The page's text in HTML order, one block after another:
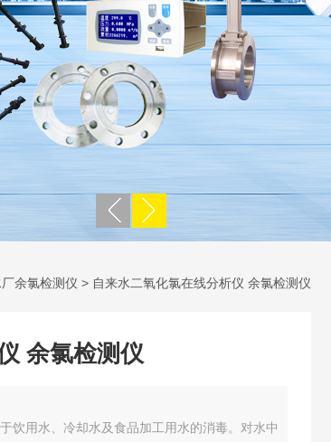
余氯检测仪 > 自来水二氧化氯在线分析仪 余氯检测仪
余氯检测仪
饮用水、冷却水及食品加工用水的消毒。对水中